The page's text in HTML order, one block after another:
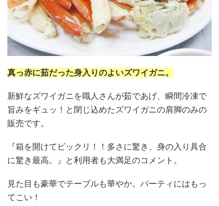
真っ赤に茹だった身入りのよいズワイガニ。
新鮮なズワイガニを職人さんが茹であげ、瞬間冷凍で
旨みをギュッ！と閉じ込めたズワイガニの肩脚のみの
販売です。
『箱を開けてビックリ！！多さに驚き、身の入り具合
に驚き最高。』と利用者も大満足のコメント。
見た目も豪華でテーブルも華やか。パーティにはもっ
てこい！